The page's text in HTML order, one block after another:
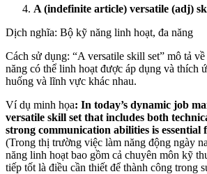
A (indefinite article) versatile (adj)
Dịch nghĩa: Bộ kỹ năng linh hoạt, đa năng
Cách sử dụng: “A versatile skill set” mô tả
năng có thể linh hoạt được áp dụng và thích
huống và lĩnh vực khác nhau.
Ví dụ minh họa: In today’s dynamic job
versatile skill set that includes both
strong communication abilities is essential
(Trong thị trường việc làm năng động ngày
năng linh hoạt bao gồm cả chuyên môn kỹ
tiếp tốt là điều cần thiết để thành công trong